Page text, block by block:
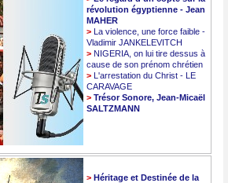
révolution égyptienne - Jean
MAHER
> La violence, une force faible -
Vladimir JANKELEVITCH
> NIGERIA, on lui tire dessus à
cause de son prénom chrétien
> L'arrestation du Christ - LE
CARAVAGE
> Trésor Sonore, Jean-Micaël
SALTZMANN
> Héritage et Destinée de la